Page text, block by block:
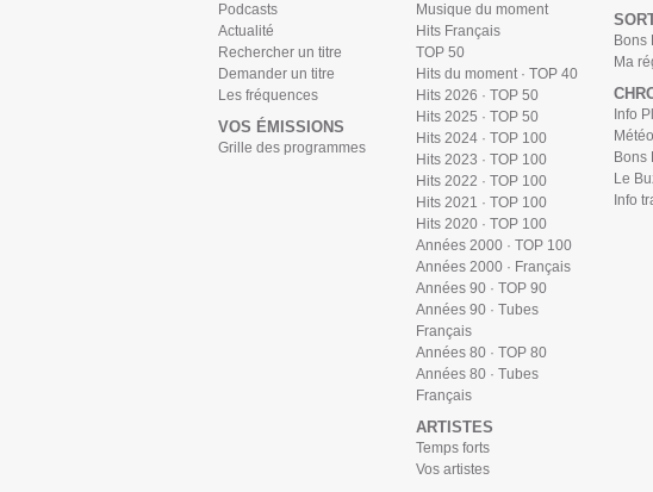
Podcasts
Actualité
Rechercher un titre
Demander un titre
Les fréquences
VOS ÉMISSIONS
Grille des programmes
Musique du moment
Hits Français
TOP 50
Hits du moment · TOP 40
Hits 2026 · TOP 50
Hits 2025 · TOP 50
Hits 2024 · TOP 100
Hits 2023 · TOP 100
Hits 2022 · TOP 100
Hits 2021 · TOP 100
Hits 2020 · TOP 100
Années 2000 · TOP 100
Années 2000 · Français
Années 90 · TOP 90
Années 90 · Tubes
Français
Années 80 · TOP 80
Années 80 · Tubes
Français
ARTISTES
Temps forts
Vos artistes
Bons
Ma
Info
Météo
Bons
Le
Info